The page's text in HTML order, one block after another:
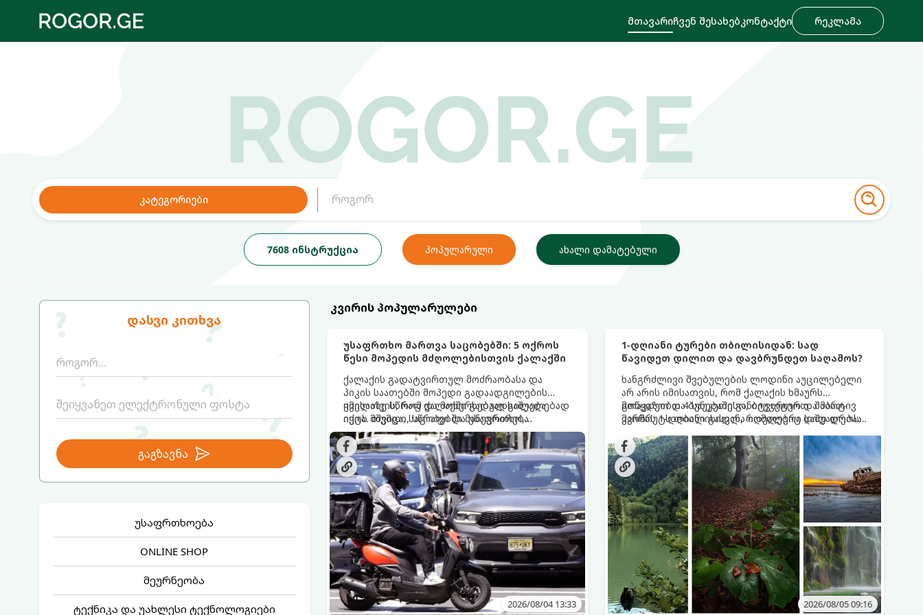
მთავარიჩვენ შესახებკონტაქტი რეკლამა
კატეგორიები
7608 ინსტრუქცია პოპულარული ახალი დამატებული
დასვი კითხვა
გაგზავნა
უსაფრთხოება
ONLINE SHOP
მეურნეობა
ტექნიკა და უახლესი ტექნოლოგიები
კვირის პოპულარულები
უსაფრთხო მართვა საცობებში: 5 ოქროს
წესი მოპედის მძღოლებისთვის ქალაქში
ქალაქის გადატვირთულ მოძრაობასა და
პიკის საათებში მოპედი გადაადგილების
ყველაზე სწრაფ და მოხერხებულ საშუალებად
იქცა. თუმცა, საცობებში მანევრირება
სერიოზულ ყურადღებასა და სიფრთხილეს
მოითხოვს - ორთვლიანი ტრანსპორტი
ავტომობილებთან შედარებით ბევრად
მოწყვლადია.
იმისათვის, რომ ქალაქში გადაადგილება
იყოს მშვიდი, სწრაფი და უსაფრთხო,
გთავაზობთ 5 ოქროს წესს, რომელიც
თითოეულმა მოპედის მძღოლმა უნდა
გაითვალისწინოს.
2026/08/04 13:33
1-დღიანი ტურები თბილისიდან: სად
წავიდეთ დილით და დავბრუნდეთ საღამოს?
ხანგრძლივი შვებულების ლოდინი აუცილებელი
არ არის იმისათვის, რომ ქალაქის ხმაურს
მოწყდეთ და ბუნებაში განიტვირთოთ. შაბათ-
კვირას 1-დღიანი გასვლა იდეალური საშუალებაა
მთელ დღეს სუფთა ჰაერზე ატარებთ, საღამოს კი
უკვე საკუთარ საწოლში გძინავთ.
გთავაზობთ 4 საუკეთესო, ბიუჯეტურ და მარტივ
მარშრუტს თბილისიდან, რომლებიც დიდ დროსა
2026/08/05 09:16